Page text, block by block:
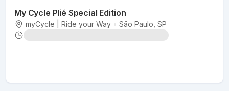
My Cycle Plié Special Edition
myCycle | Ride your Way • São Paulo , SP